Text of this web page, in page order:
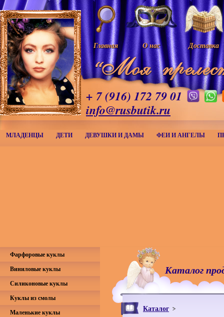
Главная О нас Доставка
+ 7 (916) 172 79 01
info@rusbutik.ru
МЛАДЕНЦЫ ДЕТИ ДЕВУШКИ И ДАМЫ ФЕИ И АНГЕЛЫ
Каталог
Каталог
Фарфоровые куклы
Виниловые куклы
Силиконовые куклы
Куклы из смолы
Маленькие куклы